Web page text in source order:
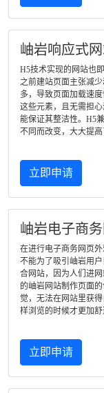
岫岩响应式
H5技术实现的网站也
之前建站页面主张减
多，导致页面加载速
这些元素，且无需担
能保证其整洁性。H5
不同而改变，大大提高
立即申请
岫岩电子商
在进行电子商务网页
不能为了吸引岫岩用
合网站，因为人们进
的岫岩网站制作页面
觉，无法在网站里获
样浏览的时候才更加舒
立即申请